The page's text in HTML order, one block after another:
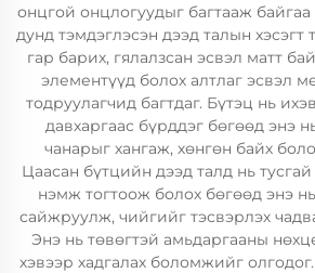
онцгой онцлогуудыг багтааж
дунд тэмдэглэсэн дээд талын хэсэгт
гар барих, гялалзсан эсвэл матт
элементүүд болох алтлаг эсвэл
тодруулагчид багтдаг. Бүтэц нь
давхаргаас бүрддэг бөгөөд энэ
чанарыг хангаж, хөнгөн байх
Цаасан бүтцийн дээд талд нь
нэмж тогтоож болох бөгөөд энэ
сайжруулж, чийгийг тэсвэрлэх
Энэ нь төвөгтэй амьдаргааны
хэвээр хадгалах боломжийг